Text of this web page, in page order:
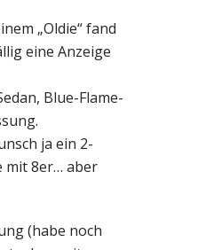
„Oldie“ fand
eine Anzeige
Blue-Flame-
ja ein 2-
mit 8er… aber
(habe noch